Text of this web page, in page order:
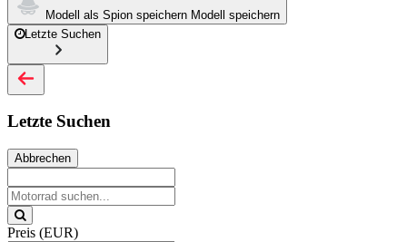
Modell als Spion speichern Modell speichern
Letzte Suchen
Letzte Suchen
Abbrechen
Preis (EUR)